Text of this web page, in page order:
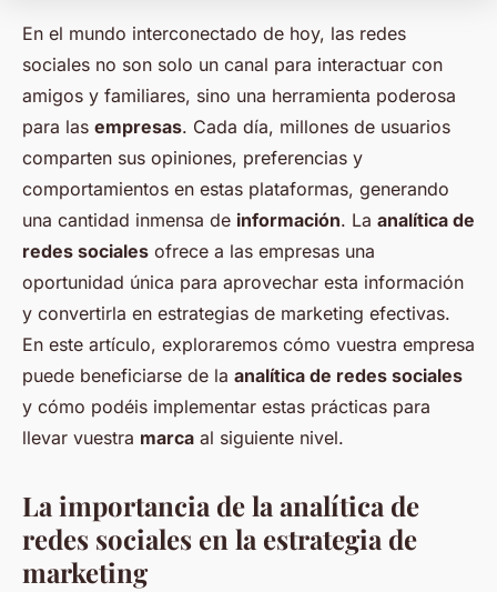
En el mundo interconectado de hoy, las redes
sociales no son solo un canal para interactuar con
amigos y familiares, sino una herramienta poderosa
para las empresas. Cada día, millones de usuarios
comparten sus opiniones, preferencias y
comportamientos en estas plataformas, generando
una cantidad inmensa de información. La analítica de
redes sociales ofrece a las empresas una
oportunidad única para aprovechar esta información
y convertirla en estrategias de marketing efectivas.
En este artículo, exploraremos cómo vuestra empresa
puede beneficiarse de la analítica de redes sociales
y cómo podéis implementar estas prácticas para
llevar vuestra marca al siguiente nivel.
La importancia de la analítica de
redes sociales en la estrategia de
marketing